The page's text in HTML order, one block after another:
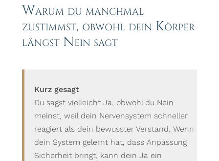
Warum du manchmal
zustimmst, obwohl dein Körper
längst Nein sagt
Kurz gesagt
Du sagst vielleicht Ja, obwohl du Nein
meinst, weil dein Nervensystem schneller
reagiert als dein bewusster Verstand. Wenn
dein System gelernt hat, dass Anpassung
Sicherheit bringt, kann dein Ja ein